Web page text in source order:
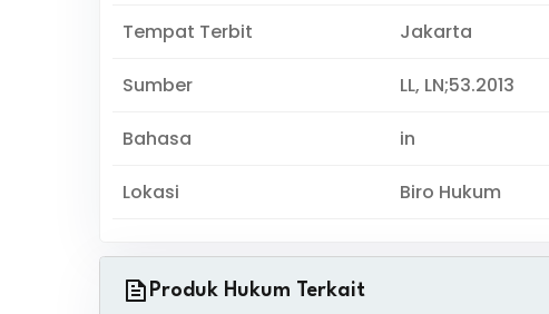
Tempat Terbit Jakarta
Sumber LL, LN;53.2013
Bahasa in
Lokasi Biro Hukum
Produk Hukum Terkait